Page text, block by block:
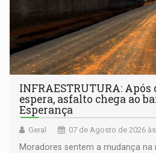
INFRAESTRUTURA: Após
espera, asfalto chega ao
Esperança
Geral 07 de Agosto de 2026
Moradores sentem a mudança